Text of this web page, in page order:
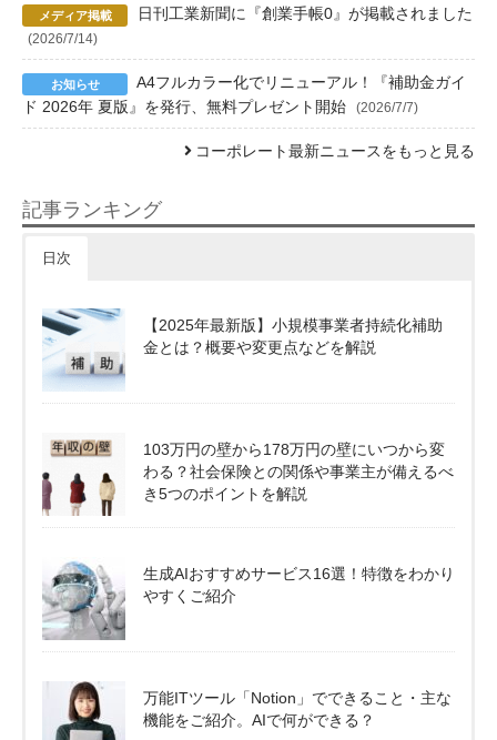
日刊工業新聞に『創業手帳0』が掲載されました
(2026/7/14)
A4フルカラー化でリニューアル！『補助金ガイ
ド 2026年 夏版』を発行、無料プレゼント開始
(2026/7/7)
コーポレート最新ニュースをもっと見る
記事ランキング
日次
【2025年最新版】小規模事業者持続化補助
金とは？概要や変更点などを解説
103万円の壁から178万円の壁にいつから変
わる？社会保険との関係や事業主が備えるべ
き5つのポイントを解説
生成AIおすすめサービス16選！特徴をわかり
やすくご紹介
万能ITツール「Notion」でできること・主な
機能をご紹介。AIで何ができる？